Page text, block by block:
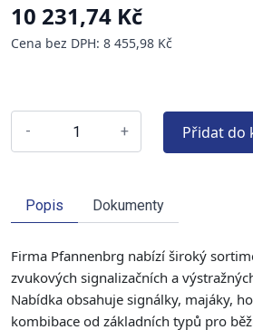
10 231,74 Kč
Cena bez DPH: 8 455,98 Kč
- + Přidat do
Popis Dokumenty
Firma Pfannenbrg nabízí široký
zvukových signalizačních a
Nabídka obsahuje signálky, majáky,
kombibace od základních typů pro